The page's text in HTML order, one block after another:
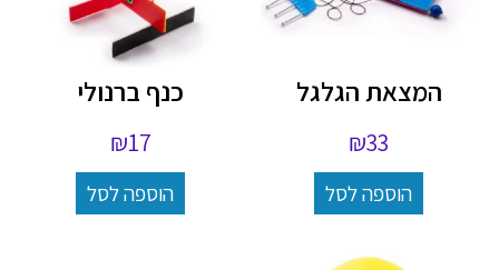
המצאת הגלגל
₪33
הוספה לסל
כנף ברנולי
₪17
הוספה לסל